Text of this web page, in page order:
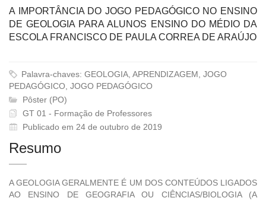
A IMPORTÂNCIA DO JOGO PEDAGÓGICO NO ENSINO
DE GEOLOGIA PARA ALUNOS ENSINO DO MÉDIO DA
ESCOLA FRANCISCO DE PAULA CORREA DE ARAÚJO
Palavra-chaves: GEOLOGIA, APRENDIZAGEM, JOGO
PEDAGÓGICO, JOGO PEDAGÓGICO
Pôster (PO)
GT 01 - Formação de Professores
Publicado em 24 de outubro de 2019
Resumo
A GEOLOGIA GERALMENTE É UM DOS CONTEÚDOS LIGADOS
AO ENSINO DE GEOGRAFIA OU CIÊNCIAS/BIOLOGIA (A